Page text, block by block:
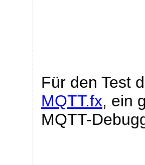
Für den Test
MQTT.fx, ein
MQTT-